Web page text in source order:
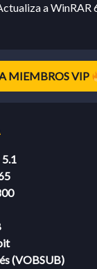
a WinRAR
MIEMBROS VIP
5.1
(VOBSUB)